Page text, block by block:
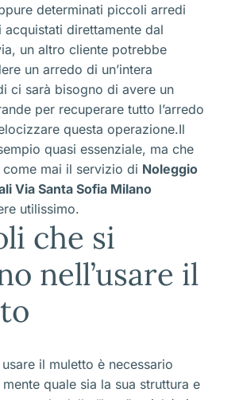
determinati piccoli arredi
acquistati direttamente dal
un altro cliente potrebbe
un arredo di un’intera
ci sarà bisogno di avere un
per recuperare tutto l’arredo
questa operazione.Il
quasi essenziale, ma che
mai il servizio di Noleggio
Via Santa Sofia Milano
utilissimo.
che si
nell’usare il
il muletto è necessario
quale sia la sua struttura e